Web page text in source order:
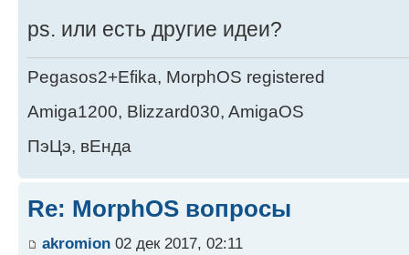
ps. или есть другие идеи?
Pegasos2+Efika, MorphOS registered
Amiga1200, Blizzard030, AmigaOS
ПэЦэ, вЕнда
Re: MorphOS вопросы
akromion 02 дек 2017, 02:11